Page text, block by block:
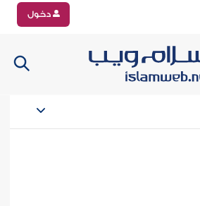
دخول